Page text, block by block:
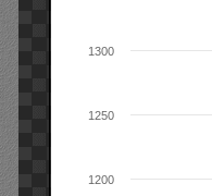
1200
1250
1300